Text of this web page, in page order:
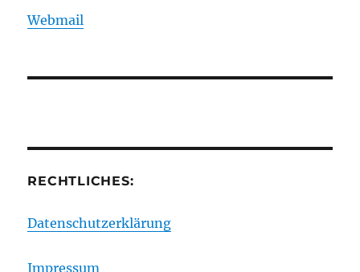
Webmail
RECHTLICHES:
Datenschutzerklärung
Impressum